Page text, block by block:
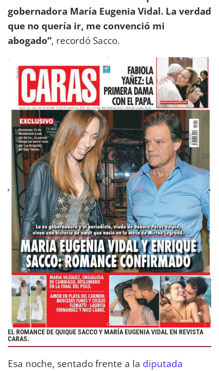
gobernadora María Eugenia Vidal. La verdad
que no quería ir, me convenció mi
abogado”, recordó Sacco.
EL ROMANCE DE QUIQUE SACCO Y MARÍA EUGENIA VIDAL EN REVISTA
CARAS.
Esa noche, sentado frente a la diputada